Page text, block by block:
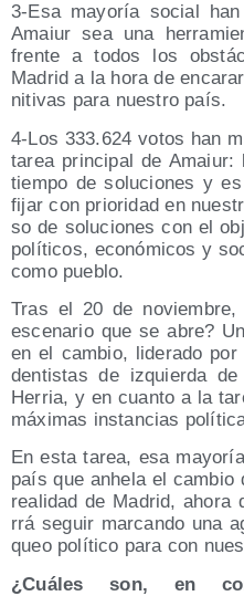
3‑Esa mayo­ría social
Amaiur sea una
fren­te a todos los
Madrid a la hora de
ni­ti­vas para nues­tro país.
4‑Los 333.624 votos han
tarea prin­ci­pal de
tiem­po de solu­cio­nes y
fijar con prio­ri­dad en
so de solu­cio­nes con el
polí­ti­cos, eco­nó­mi­cos y
como pueblo.
Tras el 20 de
esce­na­rio que se abre?
en el cam­bio, lide­ra­do
den­tis­tas de izquier­da
Herria, y en cuan­to a la
máxi­mas ins­tan­cias
En esta tarea, esa
país que anhe­la el
reali­dad de Madrid, aho­ra
rrá seguir mar­can­do una
queo polí­ti­co para con
¿Cuá­les son, en